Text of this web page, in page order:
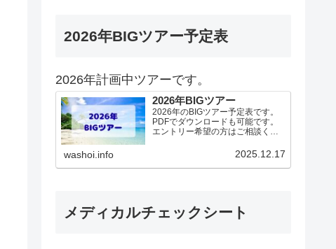
2026年BIGツアー予定表
2026年計画中ツアーです。
2026年BIGツアー
2026年のBIGツアー予定表です。
PDFでダウンロードも可能です。
エントリー希望の方はご相談くだ
より変動ありますので、ご確認く
新）ダウンロードPDFでアップロ
washoi.info 2025.12.17
メディカルチェックシート